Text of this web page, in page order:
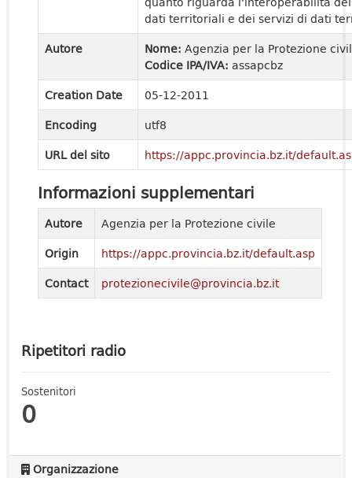
Ripetitori radio
Sostenitori
0
Organizzazione
dati territoriali e dei servizi di dati
Autore
Nome: Agenzia per la Protezione
Codice IPA/IVA: assapcbz
Creation Date
05-12-2011
Encoding
utf8
URL del sito
https://appc.provincia.bz.it/
Informazioni supplementari
Autore
Agenzia per la Protezione civile
Origin
https://appc.provincia.bz.it/default.asp
Contact
protezionecivile@provincia.bz.it